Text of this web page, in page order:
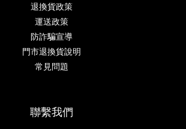
退換貨政策
運送政策
防詐騙宣導
門市退換貨說明
常見問題
聯繫我們